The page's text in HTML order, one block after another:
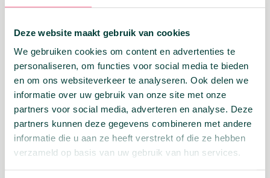
Deze website maakt gebruik van cookies
We gebruiken cookies om content en advertenties te
personaliseren, om functies voor social media te bieden
en om ons websiteverkeer te analyseren. Ook delen we
informatie over uw gebruik van onze site met onze
partners voor social media, adverteren en analyse. Deze
partners kunnen deze gegevens combineren met andere
informatie die u aan ze heeft verstrekt of die ze hebben
verzameld op basis van uw gebruik van hun services.
hypotheek
Ook is het mogelijk om bepaalde
kosten/leningen mee te financieren in je
hypotheek. Dit houdt in dat je je hypotheek
gebruikt om bepaalde kosten af te betalen,
door je hypotheek te verhogen. Dit zorgt
ervoor dat je maar één schuld hebt lopen ipv
meerdere schulden bij meerdere instanties. Dit
brengt overzicht en rust, omdat je niets over
het hoofd kan zien.
Verbouwing